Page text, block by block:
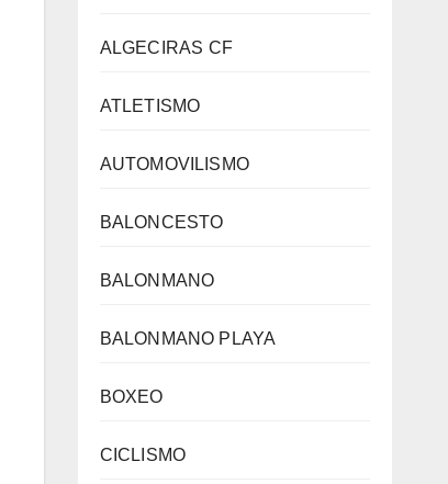
ALGECIRAS CF
ATLETISMO
AUTOMOVILISMO
BALONCESTO
BALONMANO
BALONMANO PLAYA
BOXEO
CICLISMO